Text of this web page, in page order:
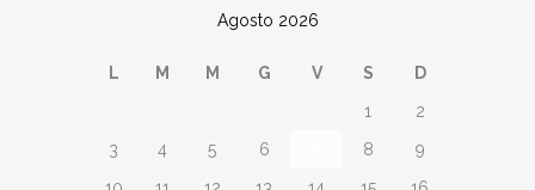
Agosto 2026
L M M G V S
D
1
2
3
4 5 6 8
9